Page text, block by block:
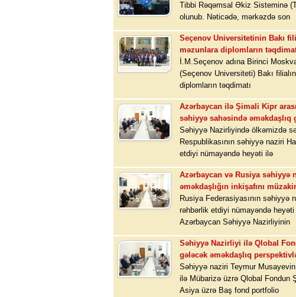
Tibbi Rəqəmsal Əkiz Sisteminə
olunub. Nəticədə, mərkəzdə son
Seçenov Universitetinin Bakı
məzunlara diplomların
İ.M.Seçenov adına Birinci
(Seçenov Universiteti) Bakı
diplomların təqdimatı
Azərbaycan ilə Şimali Kipr
səhiyyə sahəsində
Səhiyyə Nazirliyində ölkəmizdə
Respublikasının səhiyyə naziri
etdiyi nümayəndə heyəti ilə
Azərbaycan və Rusiya səhiyyə
əməkdaşlığın inkişafını
Rusiya Federasiyasının səhiyyə
rəhbərlik etdiyi nümayəndə
Azərbaycan Səhiyyə Nazirliyinin
Səhiyyə Nazirliyi ilə Qlobal
gələcək əməkdaşlıq
Səhiyyə naziri Teymur
ilə Mübarizə üzrə Qlobal Fondun
Asiya üzrə Baş fond portfolio